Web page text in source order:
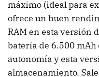
máximo (ideal para
ofrece un buen
RAM en esta versión
batería de 6.500
autonomía y esta
almacenamiento.